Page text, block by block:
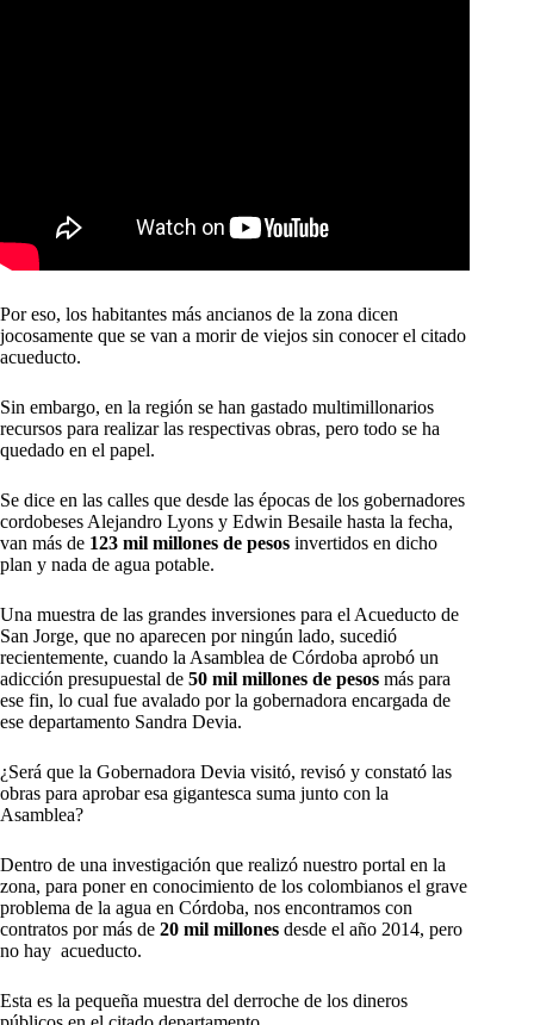
Por eso, los habitantes más ancianos de la zona dicen
jocosamente que se van a morir de viejos sin conocer el citado
acueducto.
Sin embargo, en la región se han gastado multimillonarios
recursos para realizar las respectivas obras, pero todo se ha
quedado en el papel.
Se dice en las calles que desde las épocas de los gobernadores
cordobeses Alejandro Lyons y Edwin Besaile hasta la fecha,
van más de 123 mil millones de pesos invertidos en dicho
plan y nada de agua potable.
Una muestra de las grandes inversiones para el Acueducto de
San Jorge, que no aparecen por ningún lado, sucedió
recientemente, cuando la Asamblea de Córdoba aprobó un
adicción presupuestal de 50 mil millones de pesos más para
ese fin, lo cual fue avalado por la gobernadora encargada de
ese departamento Sandra Devia.
¿Será que la Gobernadora Devia visitó, revisó y constató las
obras para aprobar esa gigantesca suma junto con la
Asamblea?
Dentro de una investigación que realizó nuestro portal en la
zona, para poner en conocimiento de los colombianos el grave
problema de la agua en Córdoba, nos encontramos con
contratos por más de 20 mil millones desde el año 2014, pero
no hay acueducto.
Esta es la pequeña muestra del derroche de los dineros